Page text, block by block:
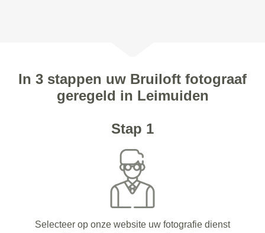
In 3 stappen uw Bruiloft fotograaf
geregeld in Leimuiden
Stap 1
Selecteer op onze website uw fotografie dienst